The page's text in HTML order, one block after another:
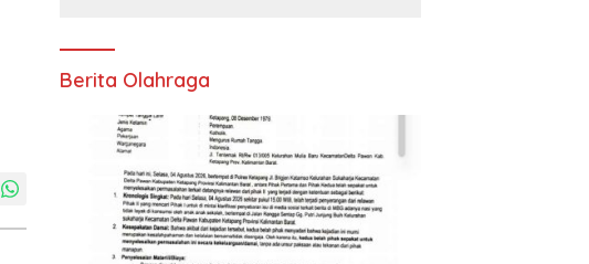
Berita Olahraga